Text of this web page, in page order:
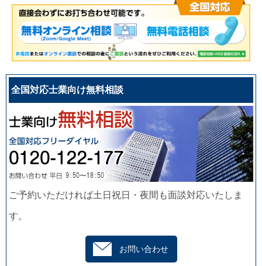
全国対応士業向け無料相談
ご予約いただければ土日祝日・夜間も面談対応いたしま
す。
お問い合わせ